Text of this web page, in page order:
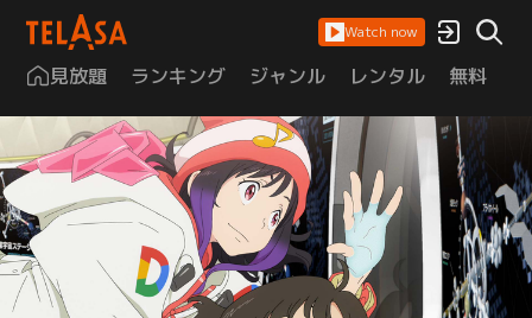
Watch now
見放題 ランキング ジャンル レンタル 無料